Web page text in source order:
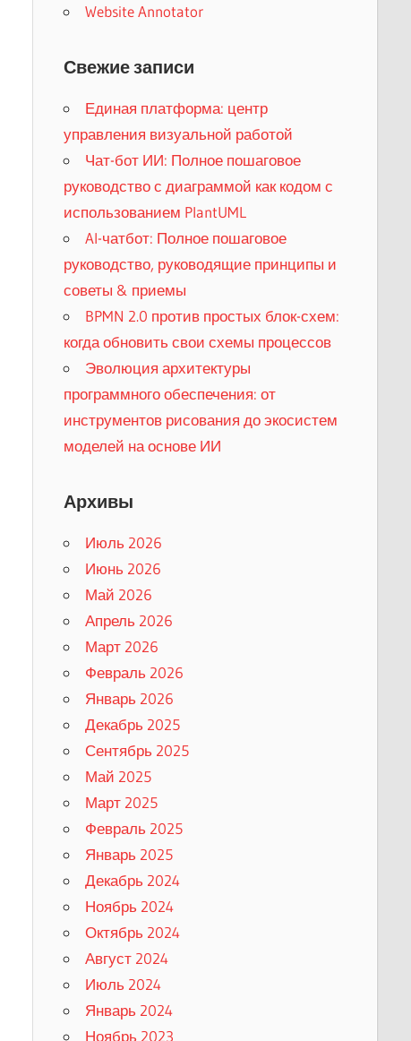
Website Annotator
Свежие записи
Единая платформа: центр
управления визуальной работой
Чат-бот ИИ: Полное пошаговое
руководство с диаграммой как кодом с
использованием PlantUML
AI-чатбот: Полное пошаговое
руководство, руководящие принципы и
советы & приемы
BPMN 2.0 против простых блок-схем:
когда обновить свои схемы процессов
Эволюция архитектуры
программного обеспечения: от
инструментов рисования до экосистем
моделей на основе ИИ
Архивы
Июль 2026
Июнь 2026
Май 2026
Апрель 2026
Март 2026
Февраль 2026
Январь 2026
Декабрь 2025
Сентябрь 2025
Май 2025
Март 2025
Февраль 2025
Январь 2025
Декабрь 2024
Ноябрь 2024
Октябрь 2024
Август 2024
Июль 2024
Январь 2024
Ноябрь 2023